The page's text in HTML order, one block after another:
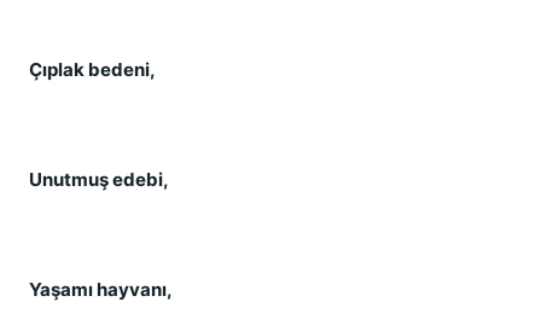
Çıplak bedeni,
Unutmuş edebi,
Yaşamı hayvanı,